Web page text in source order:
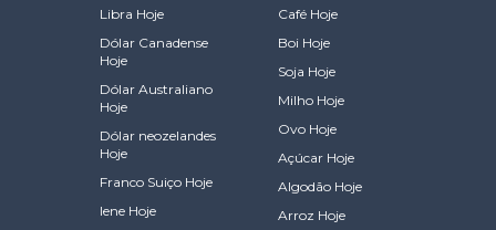
Libra Hoje
Dólar Canadense
Hoje
Dólar Australiano
Hoje
Dólar neozelandes
Hoje
Franco Suiço Hoje
Iene Hoje
Café Hoje
Boi Hoje
Soja Hoje
Milho Hoje
Ovo Hoje
Açúcar Hoje
Algodão Hoje
Arroz Hoje